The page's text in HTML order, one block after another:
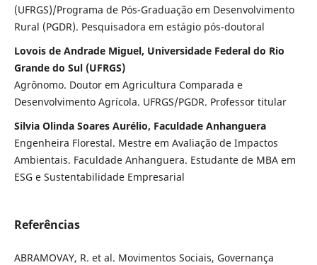
(UFRGS)/Programa de Pós-Graduação em Desenvolvimento
Rural (PGDR). Pesquisadora em estágio pós-doutoral
Lovois de Andrade Miguel, Universidade Federal do Rio
Grande do Sul (UFRGS)
Agrônomo. Doutor em Agricultura Comparada e
Desenvolvimento Agrícola. UFRGS/PGDR. Professor titular
Silvia Olinda Soares Aurélio, Faculdade Anhanguera
Engenheira Florestal. Mestre em Avaliação de Impactos
Ambientais. Faculdade Anhanguera. Estudante de MBA em
ESG e Sustentabilidade Empresarial
Referências
ABRAMOVAY, R. et al. Movimentos Sociais, Governança